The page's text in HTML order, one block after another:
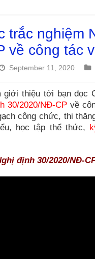
trắc nghiệm
về công tác
September 11, 2020
giới thiệu tới bạn
30/2020/NĐ-CPvề
công chức, thi
học tập thể thức,
định 30/2020/NĐ-